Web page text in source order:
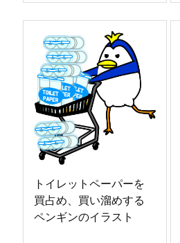
トイレットペーパーを
買占め、買い溜めする
ペンギンのイラスト